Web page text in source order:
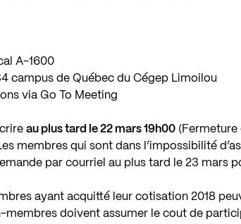
A-1600
campus de Québec du Cégep Limoilou
via Go To Meeting
au plus tard le 22 mars 19h00 (Fermeture
membres qui sont dans l’impossibilité
par courriel au plus tard le 23 mars
ayant acquitté leur cotisation 2018
membres doivent assumer le cout de